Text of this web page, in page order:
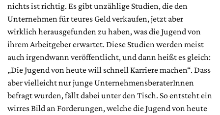
nichts ist richtig. Es gibt unzählige Studien, die den
Unternehmen für teures Geld verkaufen, jetzt aber
wirklich herausgefunden zu haben, was die Jugend von
ihrem Arbeitgeber erwartet. Diese Studien werden meist
auch irgendwann veröffentlicht, und dann heißt es gleich:
„Die Jugend von heute will schnell Karriere machen“. Dass
aber vielleicht nur junge UnternehmensberaterInnen
befragt wurden, fällt dabei unter den Tisch. So entsteht ein
wirres Bild an Forderungen, welche die Jugend von heute